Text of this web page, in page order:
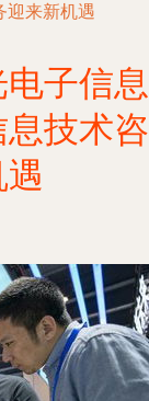
迎来新机遇
子信息
技术咨